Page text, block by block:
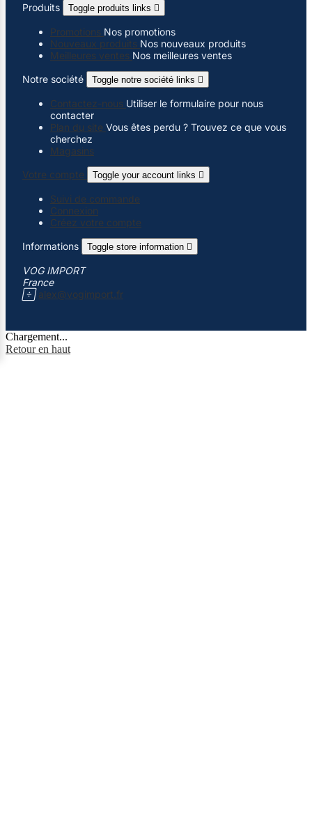
Produits Toggle produits links 
Promotions Nos promotions
Nouveaux produits Nos nouveaux produits
Meilleures ventes Nos meilleures ventes
Notre société
Toggle notre société links 
Contactez-nous Utiliser le formulaire pour nous
contacter
Plan du site Vous êtes perdu ? Trouvez ce que vous
cherchez
Magasins
Votre compte
Toggle your account links 
Suivi de commande
Connexion
Créez votre compte
Informations
Toggle store information 
VOG IMPORT
France
 alex@vogimport.fr
Chargement...
Retour en haut